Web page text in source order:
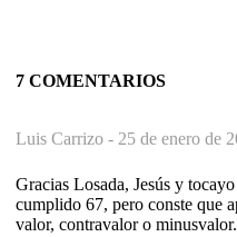
7 COMENTARIOS
Luis Carrizo - 25 de enero de
Gracias Losada, Jesús y
cumplido 67, pero conste que
valor, contravalor o